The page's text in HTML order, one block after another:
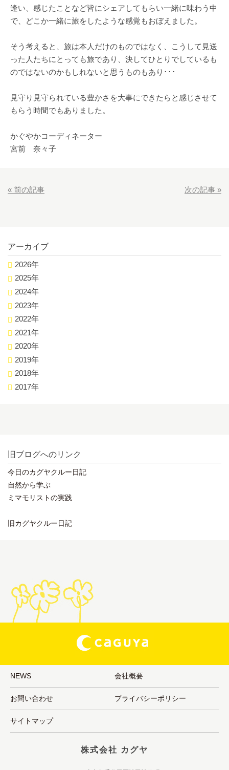
逢い、感じたことなど皆にシェアしてもらい一緒に味わう中
で、どこか一緒に旅をしたような感覚もおぼえました。
そう考えると、旅は本人だけのものではなく、こうして見送
った人たちにとっても旅であり、決してひとりでしているも
のではないのかもしれないと思うものもあり･･･
見守り見守られている豊かさを大事にできたらと感じさせて
もらう時間でもありました。
かぐやかコーディネーター
宮前 奈々子
« 前の記事 次の記事 »
アーカイブ
2026年
2025年
2024年
2023年
2022年
2021年
2020年
2019年
2018年
2017年
旧ブログへのリンク
今日のカグヤクルー日記
自然から学ぶ
ミマモリストの実践
旧カグヤクルー日記
NEWS 会社概要
お問い合わせ プライバシーポリシー
サイトマップ
株式会社 カグヤ